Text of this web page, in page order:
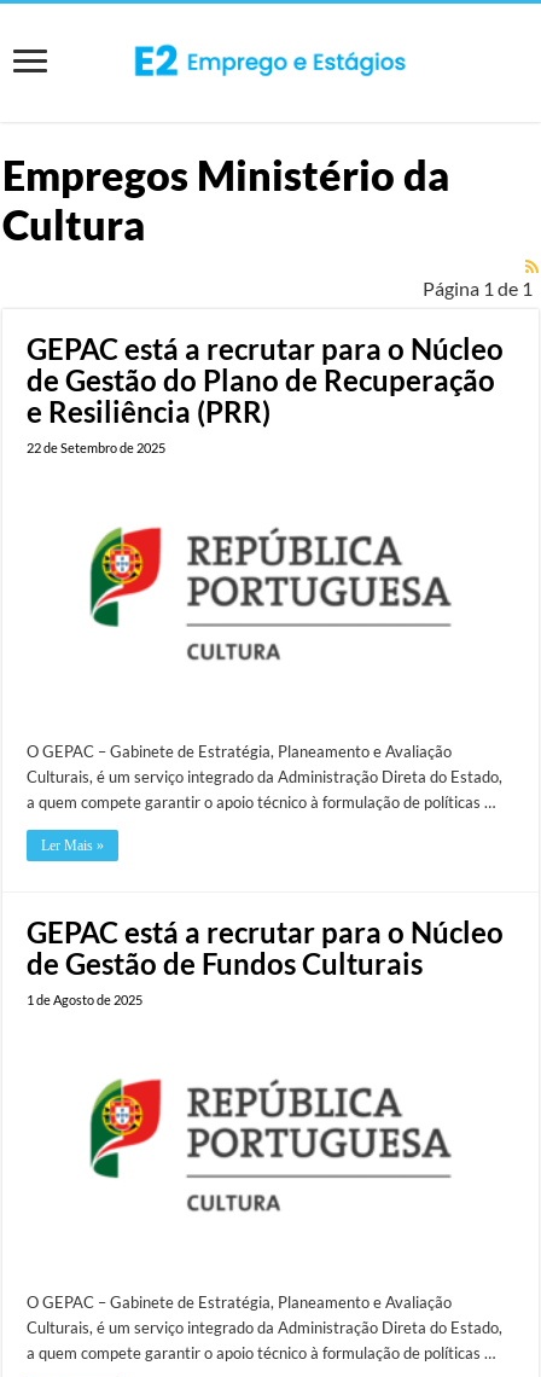
Empregos Ministério da
Cultura
Página 1 de 1
GEPAC está a recrutar para o Núcleo
de Gestão do Plano de Recuperação
e Resiliência (PRR)
22 de Setembro de 2025
O GEPAC – Gabinete de Estratégia, Planeamento e Avaliação
Culturais, é um serviço integrado da Administração Direta do Estado,
a quem compete garantir o apoio técnico à formulação de políticas …
Ler Mais »
GEPAC está a recrutar para o Núcleo
de Gestão de Fundos Culturais
1 de Agosto de 2025
O GEPAC – Gabinete de Estratégia, Planeamento e Avaliação
Culturais, é um serviço integrado da Administração Direta do Estado,
a quem compete garantir o apoio técnico à formulação de políticas …